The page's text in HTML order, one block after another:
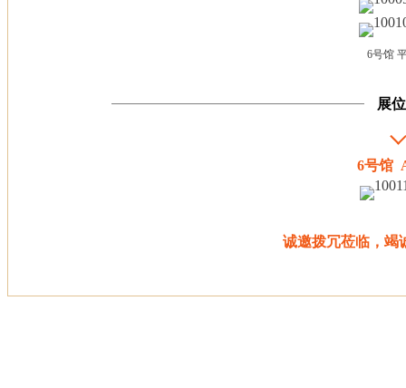
6号馆
展
6号馆
诚邀拨冗莅临，竭